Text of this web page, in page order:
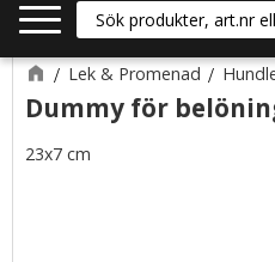
Lek & Promenad
Dummy för
23x7 cm